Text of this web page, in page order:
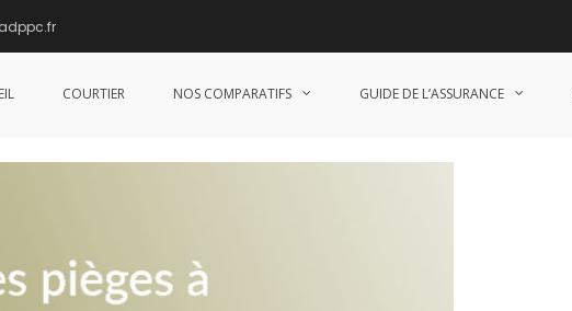
COURTIER NOS COMPARATIFS GUIDE DE L’ASSURANCE
on loue un logement ?